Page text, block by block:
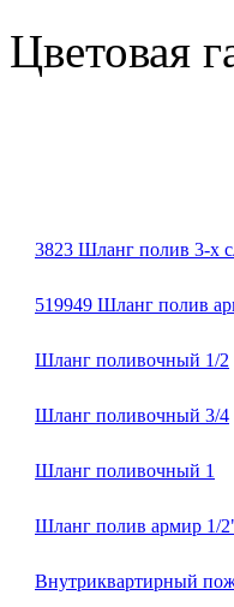
Цветовая
3823 Шланг полив 3-х
519949 Шланг полив
Шланг поливочный 1/2
Шланг поливочный 3/4
Шланг поливочный 1
Шланг полив армир 1/
Внутриквартирный